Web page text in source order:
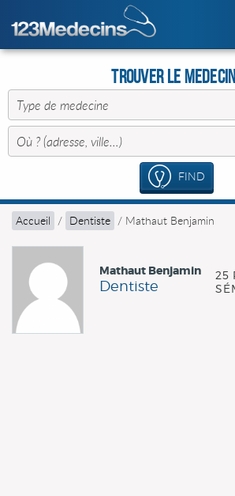
Trouver le Medecin
FIND
Accueil / Dentiste / Mathaut Benjamin
Mathaut Benjamin
Dentiste
25